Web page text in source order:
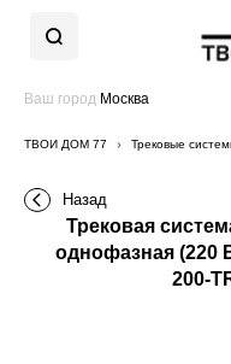
Ваш город Москва
ТВОЙ ДОМ 77 Трековые
Назад
Трековая
однофазная (220
200-